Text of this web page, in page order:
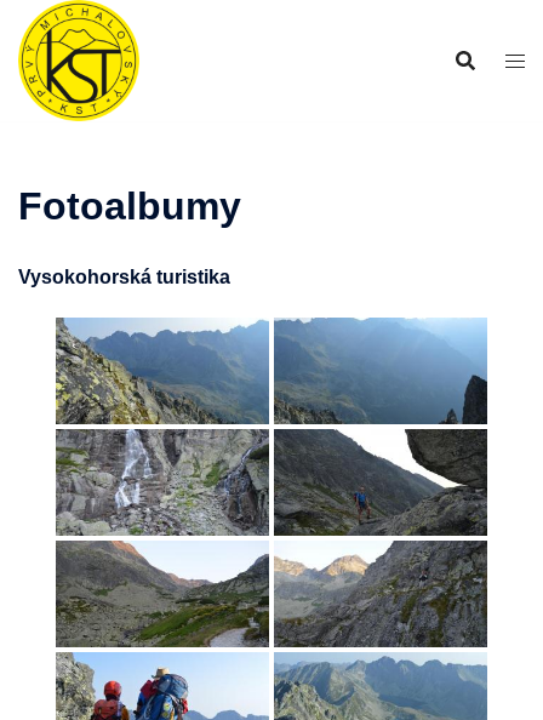
Preskočiť
obsah
Fotoalbumy
Vysokohorská turistika